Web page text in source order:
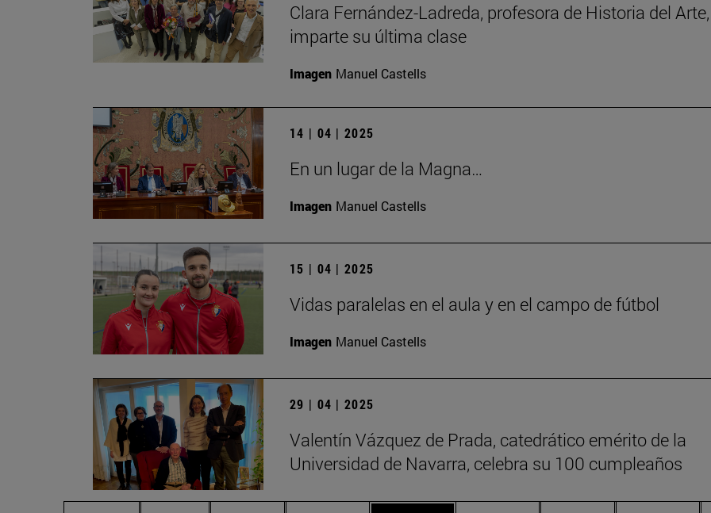
Clara Fernández-Ladreda, profesora de Historia del Arte,
imparte su última clase
Imagen Manuel Castells
14 | 04 | 2025
En un lugar de la Magna…
Imagen Manuel Castells
15 | 04 | 2025
Vidas paralelas en el aula y en el campo de fútbol
Imagen Manuel Castells
29 | 04 | 2025
Valentín Vázquez de Prada, catedrático emérito de la
Universidad de Navarra, celebra su 100 cumpleaños